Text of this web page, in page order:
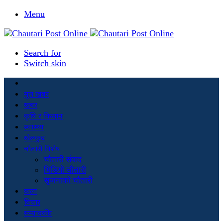
Menu
Search for
Switch skin
मूल खबर
खबर
कृषि र किसान
स्वास्थ्य
खेलकुद
चौतारी विशेष
चौतारी संवाद
भिडियो चौतारी
सृजनाको चौतारी
कला
विचार
सम्पादकीय